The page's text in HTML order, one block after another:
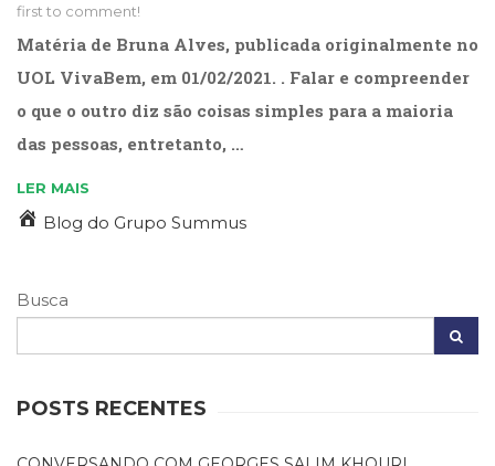
first to comment!
Matéria de Bruna Alves, publicada originalmente no
UOL VivaBem, em 01/02/2021. . Falar e compreender
o que o outro diz são coisas simples para a maioria
das pessoas, entretanto, …
LER MAIS
Blog do Grupo Summus
Busca
POSTS RECENTES